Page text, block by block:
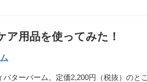
ア用品を使ってみた！
ターバーム。定価2,200円（税抜）のとこ